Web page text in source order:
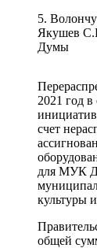
5.
Якушев
Думы
2021 год
счет
для МУК
культуры
общей